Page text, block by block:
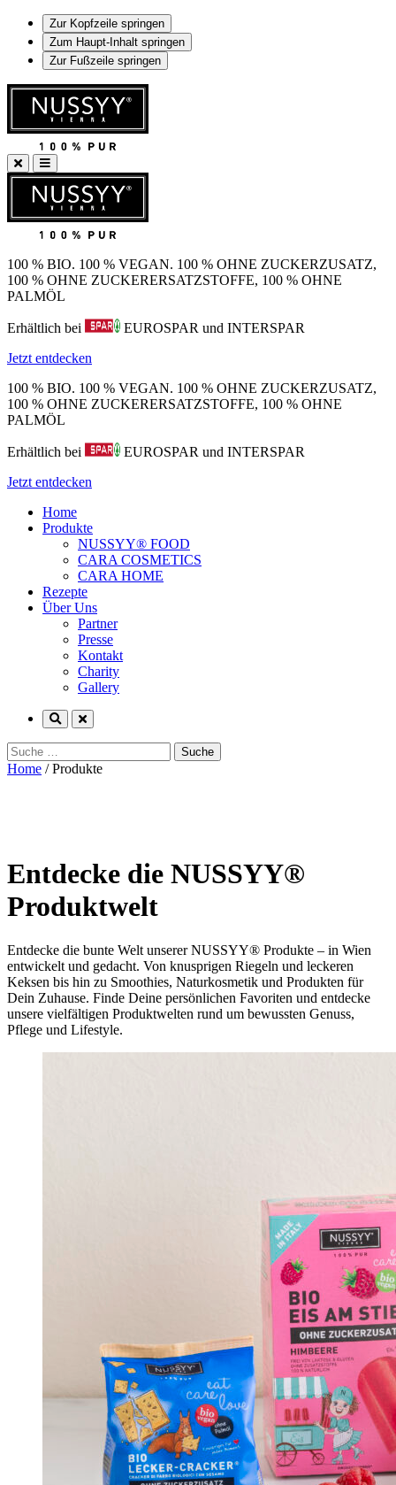
Zur Kopfzeile springen
Zum Haupt-Inhalt springen
Zur Fußzeile springen
100 % BIO. 100 % VEGAN. 100 % OHNE ZUCKERZUSATZ,
100 % OHNE ZUCKERERSATZSTOFFE, 100 % OHNE
PALMÖL
Erhältlich bei
EUROSPAR und INTERSPAR
Jetzt entdecken
100 % BIO. 100 % VEGAN. 100 % OHNE ZUCKERZUSATZ,
100 % OHNE ZUCKERERSATZSTOFFE, 100 % OHNE
PALMÖL
Erhältlich bei
EUROSPAR und INTERSPAR
Jetzt entdecken
Home
Produkte
NUSSYY® FOOD
CARA COSMETICS
CARA HOME
Rezepte
Über Uns
Partner
Presse
Kontakt
Charity
Gallery
Suche
nach:
Home /Produkte
Entdecke die NUSSYY®
Produktwelt
Entdecke die bunte Welt unserer NUSSYY® Produkte – in Wien
entwickelt und gedacht. Von knusprigen Riegeln und leckeren
Keksen bis hin zu Smoothies, Naturkosmetik und Produkten für
Dein Zuhause. Finde Deine persönlichen Favoriten und entdecke
unsere vielfältigen Produktwelten rund um bewussten Genuss,
Pflege und Lifestyle.